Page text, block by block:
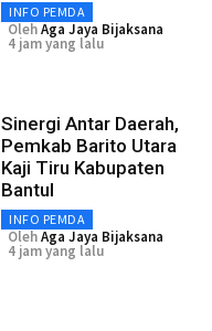
INFO PEMDA
OlehAga Jaya Bijaksana
4 jam yang lalu
Sinergi Antar Daerah,
Pemkab Barito Utara
Kaji Tiru Kabupaten
Bantul
INFO PEMDA
OlehAga Jaya Bijaksana
4 jam yang lalu